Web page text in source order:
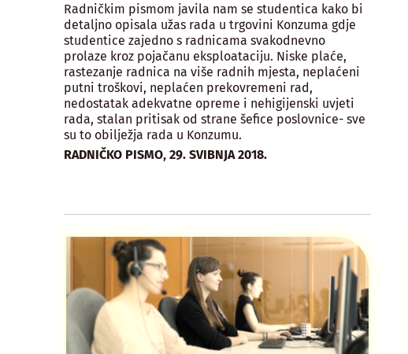
Radničkim pismom javila nam se studentica kako bi
detaljno opisala užas rada u trgovini Konzuma gdje
studentice zajedno s radnicama svakodnevno
prolaze kroz pojačanu eksploataciju. Niske plaće,
rastezanje radnica na više radnih mjesta, neplaćeni
putni troškovi, neplaćen prekovremeni rad,
nedostatak adekvatne opreme i nehigijenski uvjeti
rada, stalan pritisak od strane šefice poslovnice- sve
su to obilježja rada u Konzumu.
RADNIČKO PISMO, 29. SVIBNJA 2018.